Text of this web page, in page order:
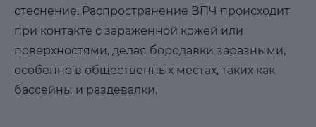
стеснение. Распространение ВПЧ происходит
при контакте с зараженной кожей или
поверхностями, делая бородавки заразными,
особенно в общественных местах, таких как
бассейны и раздевалки.